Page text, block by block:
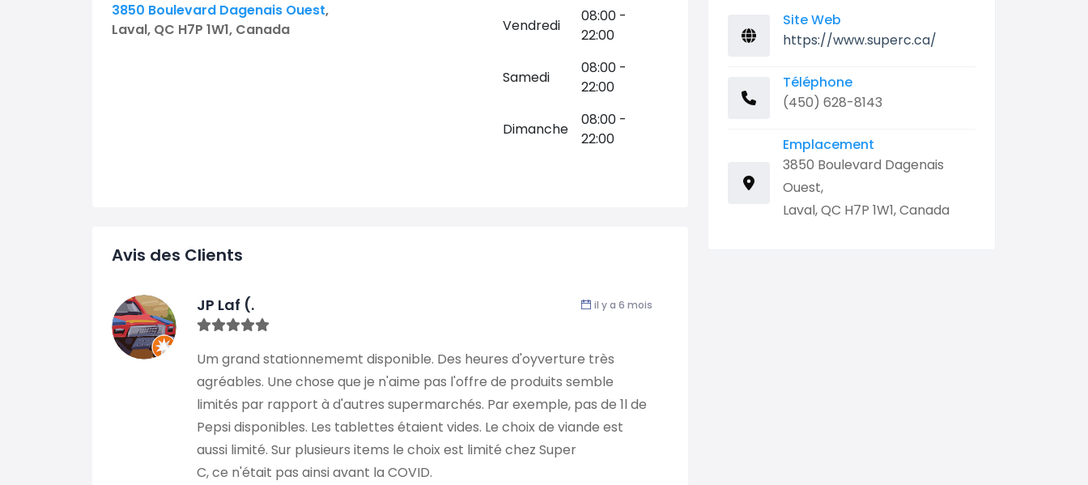
3850 Boulevard Dagenais Ouest,
Laval, QC H7P 1W1, Canada
Vendredi
08:00 -
22:00
Samedi
08:00 -
22:00
Dimanche
08:00 -
22:00
Avis des Clients
JP Laf (. il y a 6 mois
Um grand stationnememt disponible. Des heures d'oyverture très
agréables. Une chose que je n'aime pas l'offre de produits semble
limités par rapport à d'autres supermarchés. Par exemple, pas de 1l de
Pepsi disponibles. Les tablettes étaient vides. Le choix de viande est
aussi limité. Sur plusieurs items le choix est limité chez Super
C, ce n'était pas ainsi avant la COVID.
Site Web
https://www.superc.ca/
Téléphone
(450) 628-8143
Emplacement
3850 Boulevard Dagenais
Ouest,
Laval, QC H7P 1W1, Canada